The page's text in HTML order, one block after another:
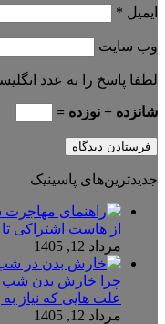
ایمیل *
وب‌ سایت
لطفا پاسخ را به عدد
شانزده + نوزده =
جدیدترین‌های پاسینیک
از هاست اشتراکی تا VPS؛ مسیر ارتقای سایت
مرداد 12, 1405
چرا خارش بدن شب
علت هایی که نیاز
مرداد 12, 1405